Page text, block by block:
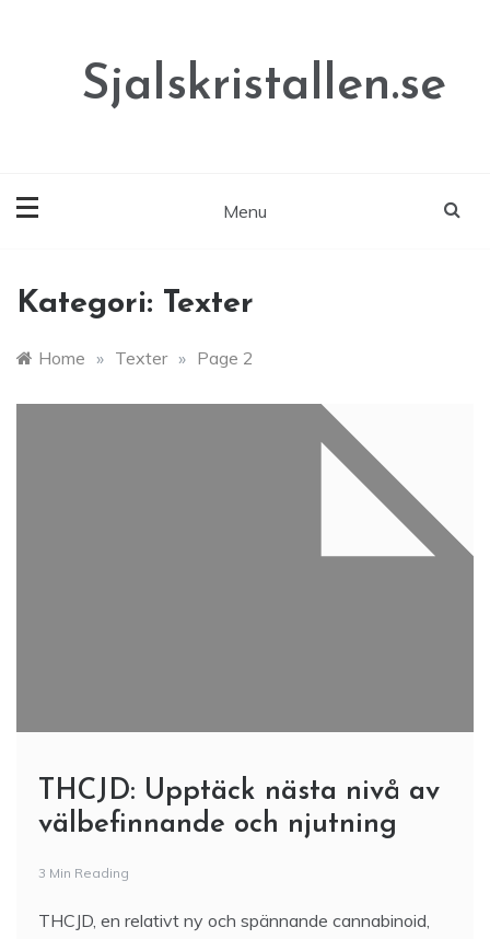
Sjalskristallen.se
Menu
Kategori: Texter
Home » Texter » Page 2
THCJD: Upptäck nästa nivå av
välbefinnande och njutning
3 Min Reading
THCJD, en relativt ny och spännande cannabinoid,